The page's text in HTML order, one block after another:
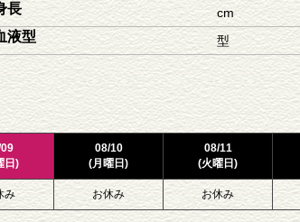
長 cm
液型 型
日)
08/10
(月曜日)
08/11
(火曜日)
み お休み お休み